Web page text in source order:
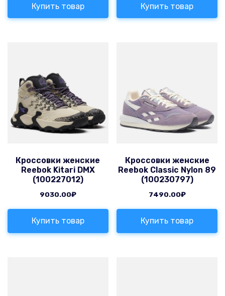
Купить товар Купить товар
Кроссовки женские
Reebok Kitari DMX
(100227012)
9030.00₽
Купить товар
Кроссовки женские
Reebok Classic Nylon 89
(100230797)
7490.00₽
Купить товар